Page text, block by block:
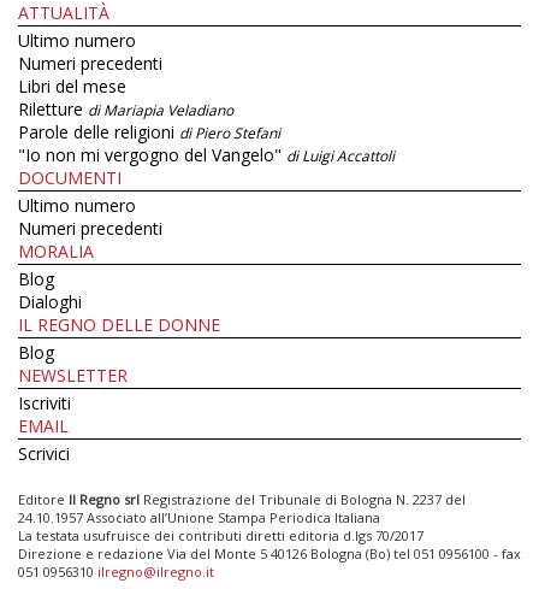
ATTUALITÀ
Ultimo numero
Numeri precedenti
Libri del mese
Riletture di Mariapia Veladiano
Parole delle religioni di Piero Stefani
"Io non mi vergogno del Vangelo" di Luigi Accattoli
DOCUMENTI
Ultimo numero
Numeri precedenti
MORALIA
Blog
Dialoghi
IL REGNO DELLE DONNE
Blog
NEWSLETTER
Iscriviti
EMAIL
Scrivici
Editore Il Regno srl Registrazione del Tribunale di Bologna N. 2237 del
24.10.1957 Associato all’Unione Stampa Periodica Italiana
La testata usufruisce dei contributi diretti editoria d.lgs 70/2017
Direzione e redazione Via del Monte 5 40126 Bologna (Bo) tel 051 0956100 - fax
051 0956310 ilregno@ilregno.it